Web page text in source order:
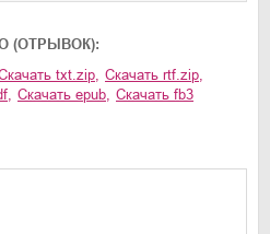
(ОТРЫВОК):
txt.zip, Скачать rtf.zip,
, Скачать epub, Скачать fb3